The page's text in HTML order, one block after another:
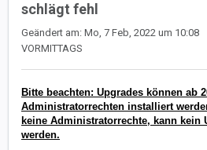
schlägt fehl
Geändert am: Mo, 7 Feb, 2022 um 10:08
VORMITTAGS
Bitte beachten: Upgrades können ab
Administratorrechten installiert
keine Administratorrechte, kann kein
werden.